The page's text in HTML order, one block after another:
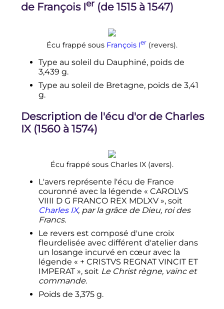
de François Ier(de 1515 à 1547)
Écu frappé sous François Ier (revers).
Type au soleil du Dauphiné, poids de
3,439 g.
Type au soleil de Bretagne, poids de 3,41
g.
Description de l'écu d'or de Charles
IX(1560 à 1574)
Écu frappé sous Charles IX (avers).
L'avers représente l'écu de France
couronné avec la légende « CAROLVS
VIIII D G FRANCO REX MDLXV », soit
Charles IX, par la grâce de Dieu, roi des
Francs.
Le revers est composé d'une croix
fleurdelisée avec différent d'atelier dans
un losange incurvé en cœur avec la
légende « + CRISTVS REGNAT VINCIT ET
IMPERAT », soit Le Christ règne, vainc et
commande.
Poids de 3,375 g.